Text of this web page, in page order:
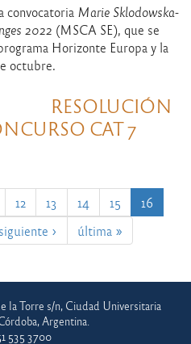
convocatoria Marie Sklodowska-
2022 (MSCA SE), que se
Horizonte Europa y la
octubre.
RESOLUCIÓN
CAT 7
12 13 14 15
16
siguiente › última »
la Torre s/n, Ciudad Universitaria
Argentina.
535 3700